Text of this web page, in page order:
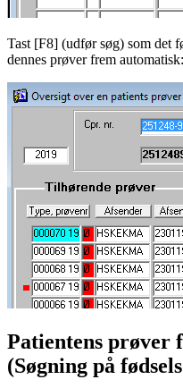
Tast [F8] (udfør søg) som det
dennes prøver frem automatisk:
Patientens prøver
(Søgning på